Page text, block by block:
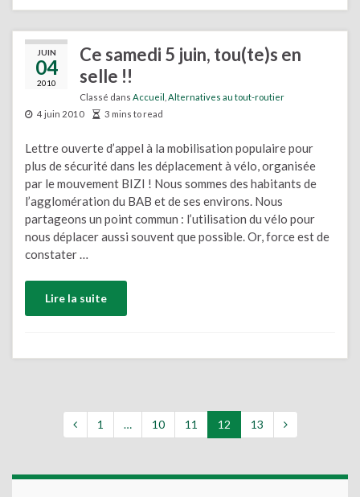
JUIN
04
2010
Ce samedi 5 juin, tou(te)s en
selle !!
Classé dans Accueil Alternatives au tout-routier
4 juin 2010
3 mins to read
Lettre ouverte d’appel à la mobilisation populaire pour
plus de sécurité dans les déplacement à vélo, organisée
par le mouvement BIZI ! Nous sommes des habitants de
l’agglomération du BAB et de ses environs. Nous
partageons un point commun : l’utilisation du vélo pour
nous déplacer aussi souvent que possible. Or, force est de
constater …
Lire la suite
1 … 10 11 12 13